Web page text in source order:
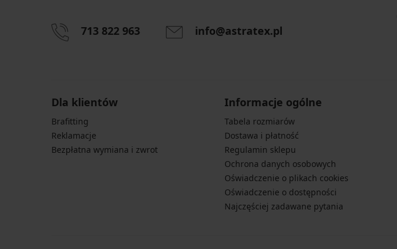
713 822 963 info@astratex.pl
Dla klientów
Brafitting
Reklamacje
Bezpłatna wymiana i zwrot
Informacje ogólne
Tabela rozmiarów
Dostawa i płatność
Regulamin sklepu
Ochrona danych osobowych
Oświadczenie o plikach cookies
Oświadczenie o dostępności
Najczęściej zadawane pytania